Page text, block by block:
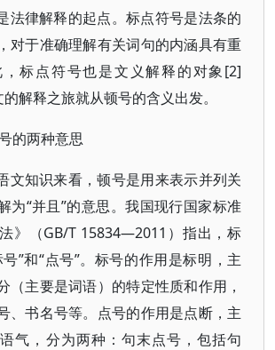
法律解释的起点。标点符号是法条的
对于准确理解有关词句的内涵具有重
标点符号也是文义解释的对象[2]
的解释之旅就从顿号的含义出发。
的两种意思
文知识来看，顿号是用来表示并列关
为“并且”的意思。我国现行国家标准
》（GB/T 15834—2011）指出，标
”和“点号”。标号的作用是标明，主
（主要是词语）的特定性质和作用，
、书名号等。点号的作用是点断，主
气，分为两种：句末点号，包括句